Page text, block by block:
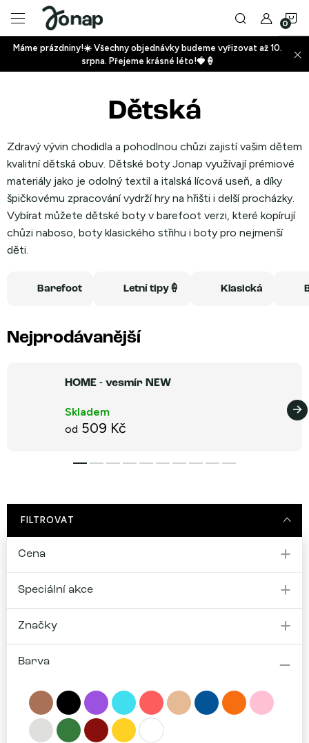
obsah
+
+
Máme prázdniny!☀️ Všechny objednávky budeme vyřizovat až 10.
srpna. Přejeme krásné léto!🍓🍦
Dětská
Zdravý vývin chodidla a pohodlnou chůzi zajistí vašim dětem
kvalitní dětská obuv. Dětské boty Jonap využívají prémiové
materiály jako je odolný textil a italská lícová useň, a díky
špičkovému zpracování vydrží hry na hřišti i delší procházky.
Vybírat můžete dětské boty v barefoot verzi, které kopírují
chůzi naboso, boty klasického střihu i boty pro nejmenší
děti.
Barefoot Letní tipy🍦 Klasická
Nejprodávanější
HOME - vesmír NEW
Skladem
od 509 Kč
FILTROVAT
Cena
Speciální akce
Značky
Barva